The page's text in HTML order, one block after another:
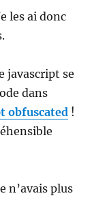
les ai donc
javascript se
dans
obfuscated !
n’avais plus